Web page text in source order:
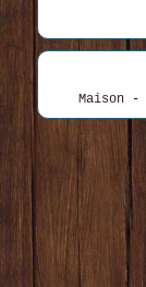
Maison-